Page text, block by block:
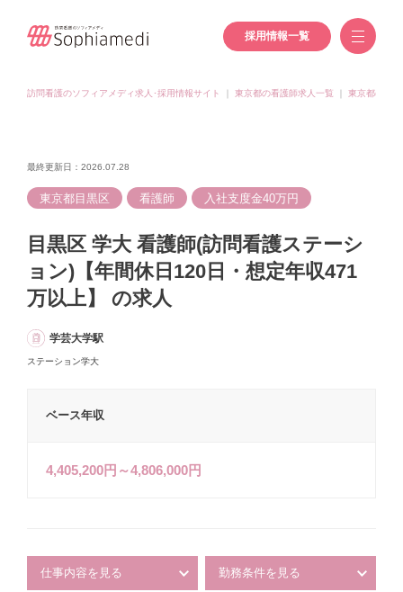
採用情報一覧
訪問看護のソフィアメディ求人･採用情報サイト 東京都の看護師求人一覧 東京都(目黒
最終更新日：2026.07.28
東京都目黒区 看護師 入社支度金40万円
目黒区 学大 看護師(訪問看護ステーシ
ョン)【年間休日120日・想定年収471
万以上】 の求人
学芸大学駅
ステーション学大
ベース年収
4,405,200円～4,806,000円
仕事内容を見る 勤務条件を見る